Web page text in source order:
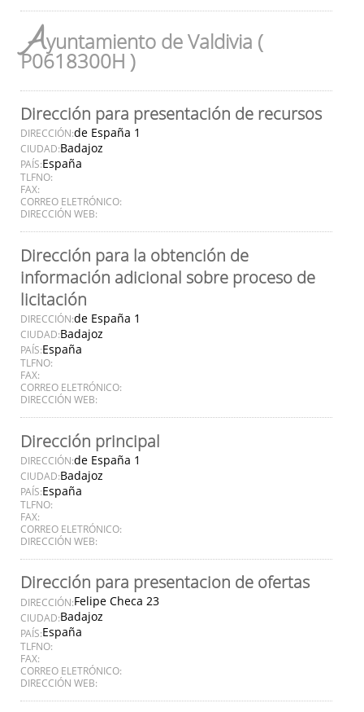
Ayuntamiento de Valdivia (
P0618300H )
Dirección para presentación de recursos
DIRECCIÓN:de España 1
CIUDAD:Badajoz
PAÍS:España
TLFNO:
FAX:
CORREO ELETRÓNICO:
DIRECCIÓN WEB:
Dirección para la obtención de
información adicional sobre proceso de
licitación
DIRECCIÓN:de España 1
CIUDAD:Badajoz
PAÍS:España
TLFNO:
FAX:
CORREO ELETRÓNICO:
DIRECCIÓN WEB:
Dirección principal
DIRECCIÓN:de España 1
CIUDAD:Badajoz
PAÍS:España
TLFNO:
FAX:
CORREO ELETRÓNICO:
DIRECCIÓN WEB:
Dirección para presentacion de ofertas
DIRECCIÓN:Felipe Checa 23
CIUDAD:Badajoz
PAÍS:España
TLFNO:
FAX:
CORREO ELETRÓNICO:
DIRECCIÓN WEB: